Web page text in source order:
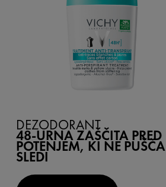
DEZODORANT
48-URNA ZAŠČITA PRED
POTENJEM, KI NE PUŠČA
SLEDI